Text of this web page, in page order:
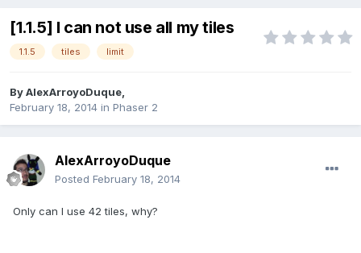
[1.1.5] I can not use all my tiles
1.1.5 tiles limit
ByAlexArroyoDuque
February 18, 2014 in Phaser 2
AlexArroyoDuque
Posted February 18, 2014
Only can I use 42 tiles, why?